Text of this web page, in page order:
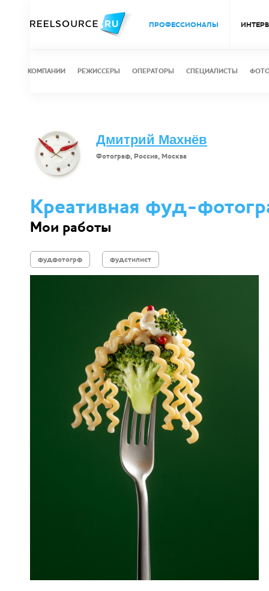
ПРОФЕССИОНАЛЫ
КОМПАНИИ РЕЖИССЕРЫ ОПЕРАТОРЫ СПЕЦИАЛИСТЫ
Дмитрий Махнёв
Фотограф, Россия, Москва
Креативная фуд-
Мои работы
фудфотогрф фудстилист